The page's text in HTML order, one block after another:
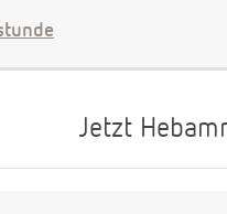
Jetzt